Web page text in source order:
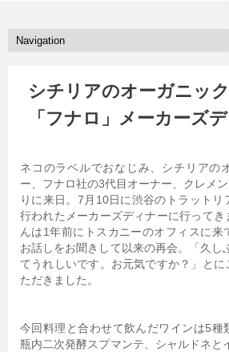
シチリアのオーガニッ
「フナロ」メーカーズ
ネコのラベルでおなじみ、シチリアの
ー、フナロ社の3代目オーナー、クレメ
りに来日。7月10日に渋谷のトラット
行われたメーカーズディナーに行ってき
んは1年前にトスカニーのオフィスに来
お話しをお聞きして以来の再会。「久し
てうれしいです。お元気ですか？」と
ただきました。
今回料理と合わせて飲んだワインは5種
瓶内二次発酵スプマンテ、シャルドネと